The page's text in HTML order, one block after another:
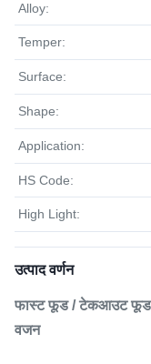
Alloy:
Temper:
Surface:
Shape:
Application:
HS Code:
High Light:
उत्पाद वर्णन
फास्ट फूड / टेकआउट फूड
वजन